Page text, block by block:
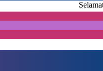
Selamat datang di